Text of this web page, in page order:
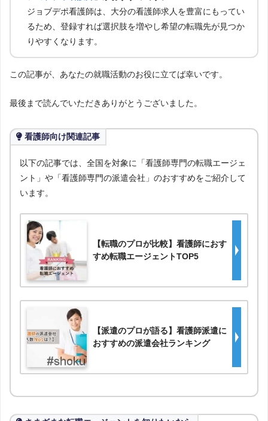
ジョブデポ看護師は、大分の看護師求人を豊富にもってい
るため、登録すれば選択肢を増やし希望の転職先が見つか
りやすくなります。
この記事が、あなたの就職活動のお役に立てば幸いです。
最後まで読んでいただきありがとうございました。
看護師向け関連記事
以下の記事では、全国を対象に「看護師専門の転職エージェ
ント」や「看護師専門の派遣会社」のおすすめをご紹介して
います。
【転職のプロが比較】看護師におす
すめ転職エージェントTOP5
【派遣のプロが語る】看護師派遣に
おすすめの派遣会社ランキング